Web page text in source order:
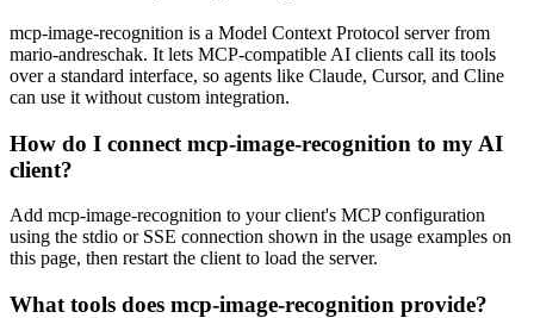
mcp-image-recognition is a Model Context Protocol server from
mario-andreschak. It lets MCP-compatible AI clients call its tools
over a standard interface, so agents like Claude, Cursor, and Cline
can use it without custom integration.
How do I connect mcp-image-recognition to my AI
client?
Add mcp-image-recognition to your client's MCP configuration
using the stdio or SSE connection shown in the usage examples on
this page, then restart the client to load the server.
What tools does mcp-image-recognition provide?